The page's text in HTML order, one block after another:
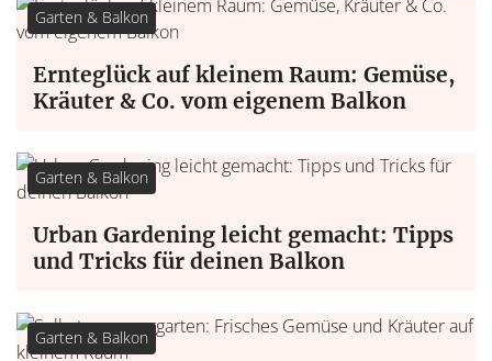
Garten & Balkon
Ernteglück auf kleinem Raum: Gemüse,
Kräuter & Co. vom eigenem Balkon
Garten & Balkon
Urban Gardening leicht gemacht: Tipps
und Tricks für deinen Balkon
Garten & Balkon